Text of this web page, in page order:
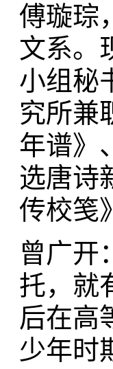
傅璇琮
文系。
小组秘
究所兼
年谱》
选唐诗
传校笺
曾广开
托，就
后在高
少年时